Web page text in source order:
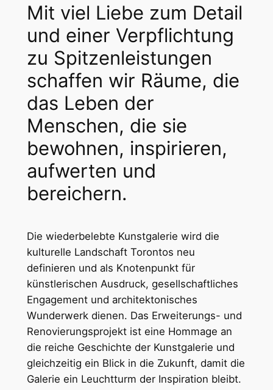
Mit viel Liebe zum Detail
und einer Verpflichtung
zu Spitzenleistungen
schaffen wir Räume, die
das Leben der
Menschen, die sie
bewohnen, inspirieren,
aufwerten und
bereichern.
Die wiederbelebte Kunstgalerie wird die
kulturelle Landschaft Torontos neu
definieren und als Knotenpunkt für
künstlerischen Ausdruck, gesellschaftliches
Engagement und architektonisches
Wunderwerk dienen. Das Erweiterungs- und
Renovierungsprojekt ist eine Hommage an
die reiche Geschichte der Kunstgalerie und
gleichzeitig ein Blick in die Zukunft, damit die
Galerie ein Leuchtturm der Inspiration bleibt.